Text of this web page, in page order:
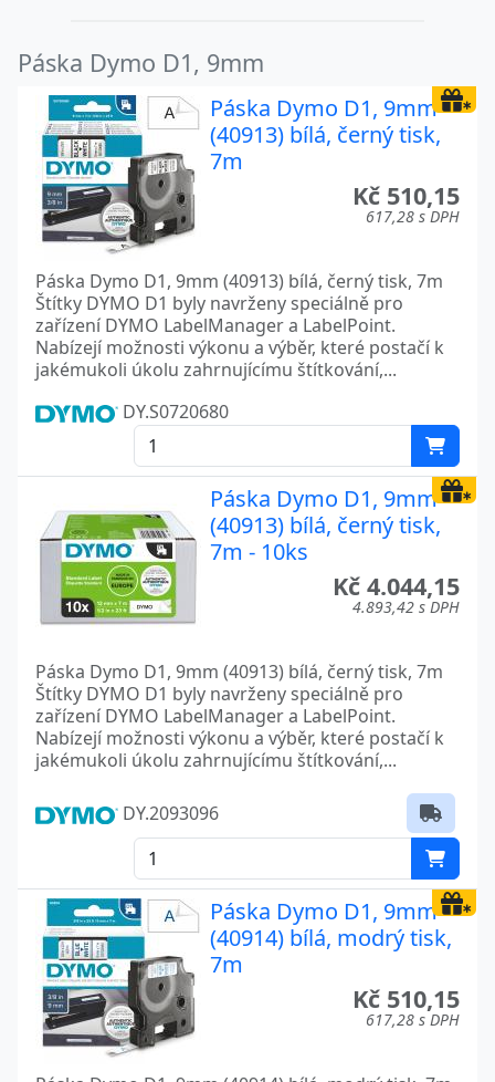
Páska Dymo D1, 9mm
Páska Dymo D1, 9mm
(40913) bílá, černý tisk,
7m
Kč 510,15
617,28 s DPH
Páska Dymo D1, 9mm (40913) bílá, černý tisk, 7m
Štítky DYMO D1 byly navrženy speciálně pro
zařízení DYMO LabelManager a LabelPoint.
Nabízejí možnosti výkonu a výběr, které postačí k
jakémukoli úkolu zahrnujícímu štítkování,...
DY.S0720680
Páska Dymo D1, 9mm
(40913) bílá, černý tisk,
7m - 10ks
Kč 4.044,15
4.893,42 s DPH
Páska Dymo D1, 9mm (40913) bílá, černý tisk, 7m
Štítky DYMO D1 byly navrženy speciálně pro
zařízení DYMO LabelManager a LabelPoint.
Nabízejí možnosti výkonu a výběr, které postačí k
jakémukoli úkolu zahrnujícímu štítkování,...
DY.2093096
Páska Dymo D1, 9mm
(40914) bílá, modrý tisk,
7m
Kč 510,15
617,28 s DPH